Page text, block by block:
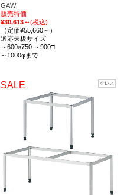
GAW
販売特価
¥30,613～(税込)
（定価¥55,660～）
適応天板サイズ
～600×750 ～900□
～1000φまで
SALE クレス